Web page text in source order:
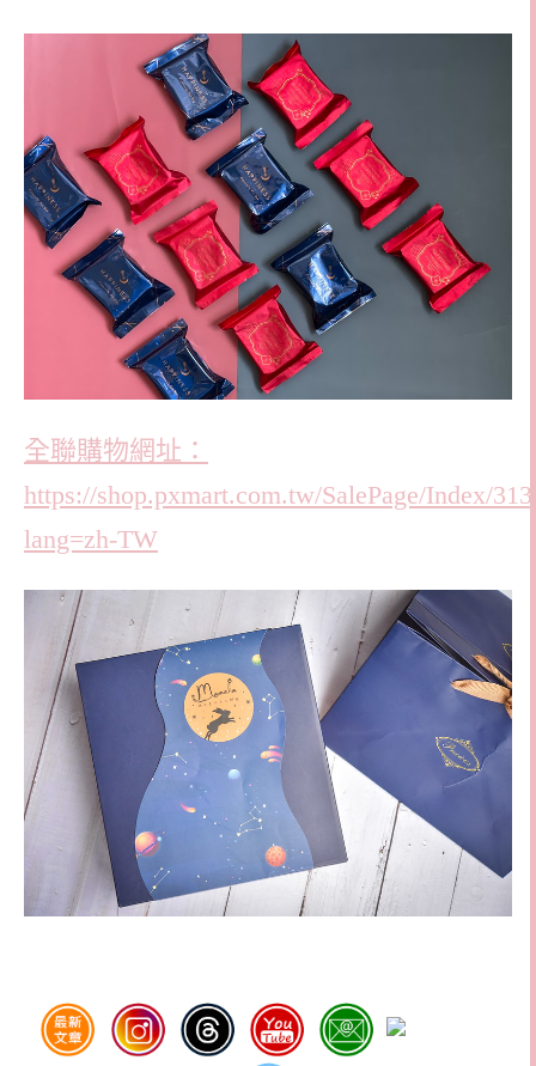
全聯購物網址：
https://shop.pxmart.com.tw/SalePage/Index/
lang=zh-TW